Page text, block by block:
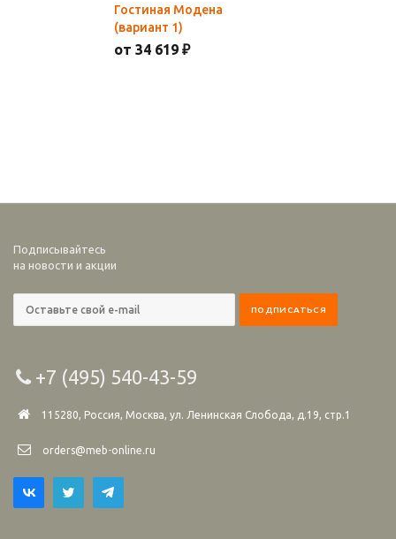
Гостиная Модена
(вариант 1)
от 34 619 ₽
Подписывайтесь
на новости и акции
+7 (495) 540-43-59
115280, Россия, Москва, ул. Ленинская Слобода, д.19, стр.1
orders@meb-online.ru